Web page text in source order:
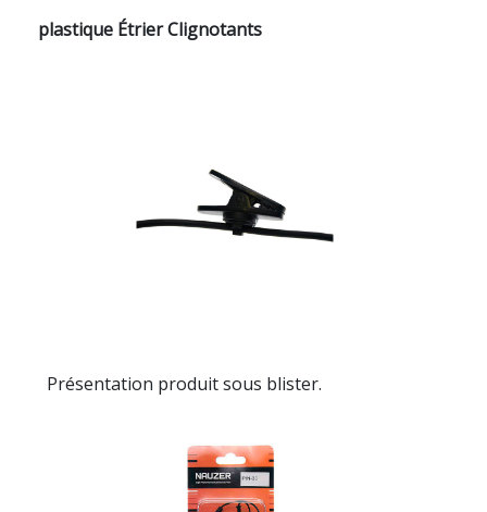
plastique Étrier Clignotants
Présentation produit sous blister.